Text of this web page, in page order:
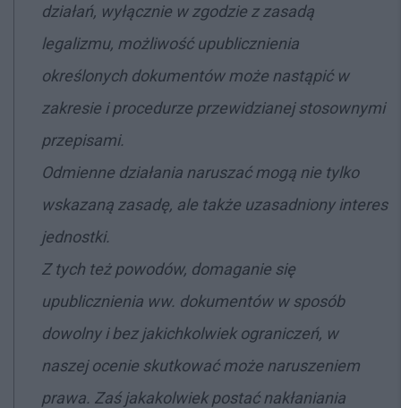
działań, wyłącznie w zgodzie z zasadą
legalizmu, możliwość upublicznienia
określonych dokumentów może nastąpić w
zakresie i procedurze przewidzianej stosownymi
przepisami.
Odmienne działania naruszać mogą nie tylko
wskazaną zasadę, ale także uzasadniony interes
jednostki.
Z tych też powodów, domaganie się
upublicznienia ww. dokumentów w sposób
dowolny i bez jakichkolwiek ograniczeń, w
naszej ocenie skutkować może naruszeniem
prawa. Zaś jakakolwiek postać nakłaniania